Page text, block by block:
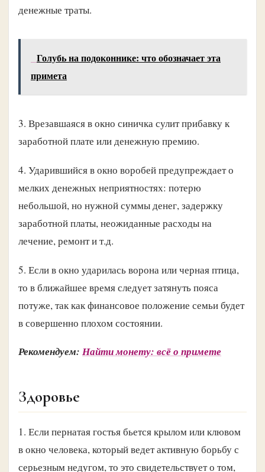
денежные траты.
Голубь на подоконнике: что обозначает эта
примета
3. Врезавшаяся в окно синичка сулит прибавку к
заработной плате или денежную премию.
4. Ударившийся в окно воробей предупреждает о
мелких денежных неприятностях: потерю
небольшой, но нужной суммы денег, задержку
заработной платы, неожиданные расходы на
лечение, ремонт и т.д.
5. Если в окно ударилась ворона или черная птица,
то в ближайшее время следует затянуть пояса
потуже, так как финансовое положение семьи будет
в совершенно плохом состоянии.
Рекомендуем: Найти монету: всё о примете
Здоровье
1. Если пернатая гостья бьется крылом или клювом
в окно человека, который ведет активную борьбу с
серьезным недугом, то это свидетельствует о том,